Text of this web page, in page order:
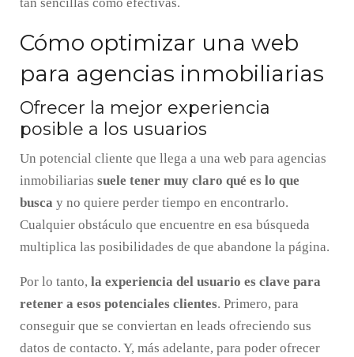
tan sencillas como efectivas.
Cómo optimizar una web
para agencias inmobiliarias
Ofrecer la mejor experiencia
posible a los usuarios
Un potencial cliente que llega a una web para agencias
inmobiliarias suele tener muy claro qué es lo que
busca y no quiere perder tiempo en encontrarlo.
Cualquier obstáculo que encuentre en esa búsqueda
multiplica las posibilidades de que abandone la página.
Por lo tanto, la experiencia del usuario es clave para
retener a esos potenciales clientes. Primero, para
conseguir que se conviertan en leads ofreciendo sus
datos de contacto. Y, más adelante, para poder ofrecer